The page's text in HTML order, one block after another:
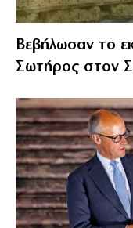
Βεβήλωσαν το
Σωτήρος στον